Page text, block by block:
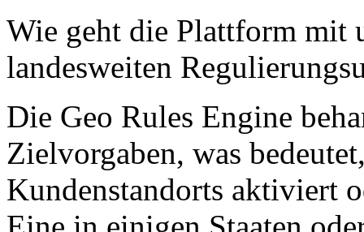
Wie geht die Plattform mit
landesweiten
Die Geo Rules Engine
Zielvorgaben, was
Kundenstandorts aktiviert